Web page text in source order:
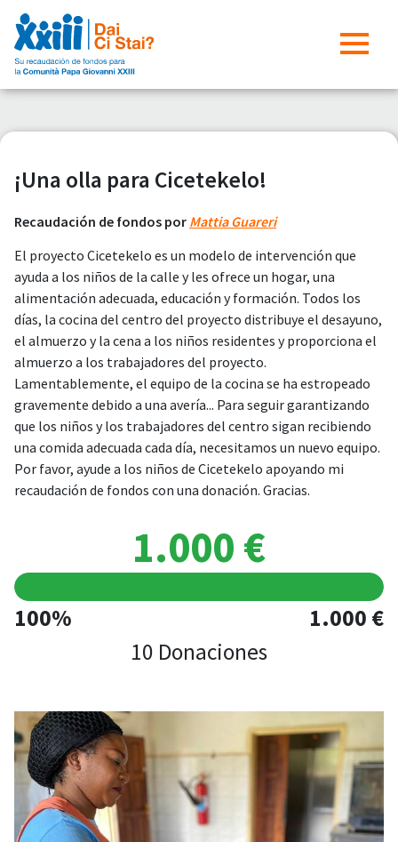
¡Una olla para Cicetekelo!
Recaudación de fondos por Mattia Guareri
El proyecto Cicetekelo es un modelo de intervención que
ayuda a los niños de la calle y les ofrece un hogar, una
alimentación adecuada, educación y formación. Todos los
días, la cocina del centro del proyecto distribuye el desayuno,
el almuerzo y la cena a los niños residentes y proporciona el
almuerzo a los trabajadores del proyecto.
Lamentablemente, el equipo de la cocina se ha estropeado
gravemente debido a una avería... Para seguir garantizando
que los niños y los trabajadores del centro sigan recibiendo
una comida adecuada cada día, necesitamos un nuevo equipo.
Por favor, ayude a los niños de Cicetekelo apoyando mi
recaudación de fondos con una donación. Gracias.
1.000 €
100%
1.000 €
10 Donaciones